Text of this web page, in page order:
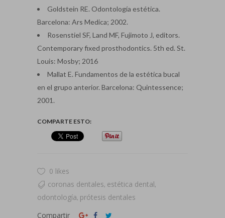
Goldstein RE. Odontología estética.
Barcelona: Ars Medica; 2002.
Rosenstiel SF, Land MF, Fujimoto J, editors.
Contemporary fixed prosthodontics. 5th ed. St.
Louis: Mosby; 2016
Mallat E. Fundamentos de la estética bucal
en el grupo anterior. Barcelona: Quintessence;
2001.
COMPARTE ESTO:
0 likes
coronas dentales, estética dental,
odontología, prótesis dentales
Compartir